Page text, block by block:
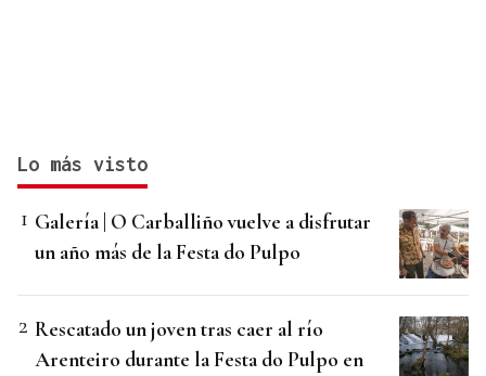
Lo más visto
Galería | O Carballiño vuelve a disfrutar
un año más de la Festa do Pulpo
Rescatado un joven tras caer al río
Arenteiro durante la Festa do Pulpo en